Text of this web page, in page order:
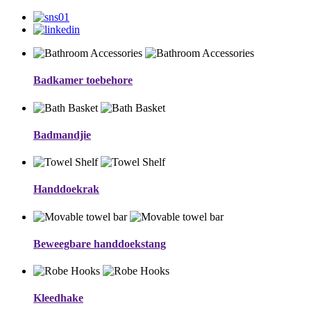
Badkamer toebehore
Badmandjie
Handdoekrak
Beweegbare handdoekstang
Kleedhake